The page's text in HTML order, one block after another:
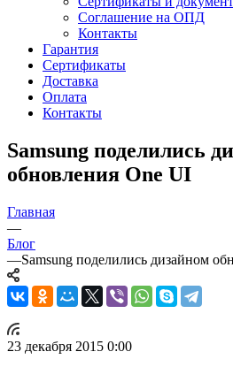
Соглашение на ОПД
Контакты
Гарантия
Сертификаты
Доставка
Оплата
Контакты
Samsung поделились
обновления One UI
Главная
—
Блог
—Samsung поделились дизайном
23 декабря 2015 0:00